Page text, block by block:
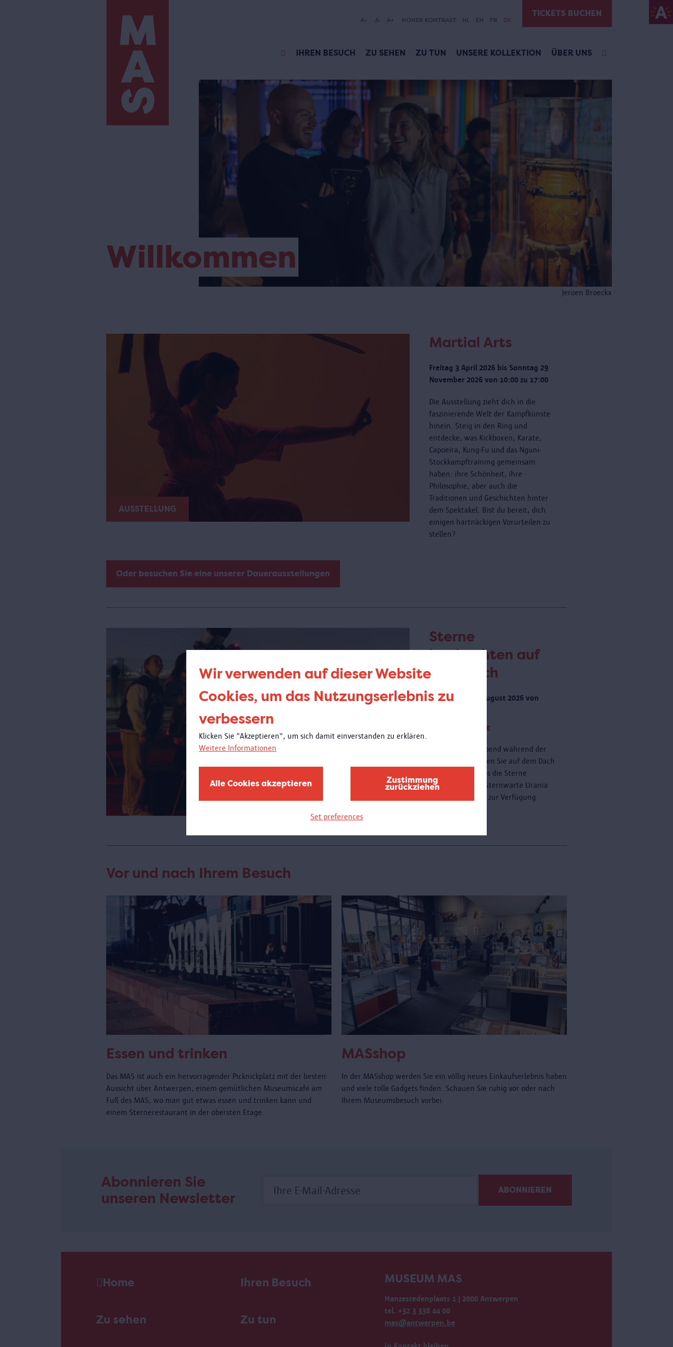
Wir verwenden auf dieser Website
Cookies, um das Nutzungserlebnis zu
verbessern
Klicken Sie "Akzeptieren", um sich damit einverstanden zu erklären.
Weitere Informationen
Alle Cookies akzeptieren Zustimmung
zurückziehen
Set preferences
A- A A+ HOHER KONTRAST NL EN FR DE
TICKETS BUCHEN
IHREN BESUCH ZU SEHEN ZU TUN UNSERE KOLLEKTION ÜBER UNS
Jeroen Broeckx
Willkommen
AUSSTELLUNG
Martial Arts
Freitag 3 April 2026 bis Sonntag 29
November 2026 von 10:00 zu 17:00
Die Ausstellung zieht dich in die
faszinierende Welt der Kampfkünste
hinein. Steig in den Ring und
entdecke, was Kickboxen, Karate,
Capoeira, Kung-Fu und das Nguni-
Stockkampftraining gemeinsam
haben: ihre Schönheit, ihre
Philosophie, aber auch die
Traditionen und Geschichten hinter
dem Spektakel. Bist du bereit, dich
einigen hartnäckigen Vorurteilen zu
stellen?
Oder besuchen Sie eine unserer Dauerausstellungen
Sterne
beobachten auf
dem Dach
Donnerstag 20 August 2026 von
Weitere Termine
Am Donnerstagabend während der
Schulferien können Sie auf dem Dach
des MAS kostenlos die Sterne
bewundern. Die Sternwarte Urania
wird ein Teleskop zur Verfügung
Vor und nach Ihrem Besuch
Essen und trinken
Das MAS ist auch ein hervorragender Picknickplatz mit der besten
Aussicht über Antwerpen, einem gemütlichen Museumscafé am
Fuß des MAS, wo man gut etwas essen und trinken kann und
einem Sternerestaurant in der obersten Etage.
MASshop
In der MASshop werden Sie ein völlig neues Einkaufserlebnis haben
und viele tolle Gadgets finden. Schauen Sie ruhig vor oder nach
Ihrem Museumsbesuch vorbei.
Abonnieren Sie
unseren Newsletter
Home Ihren Besuch
Zu sehen Zu tun
MUSEUM MAS
Hanzestedenplaats 1 | 2000 Antwerpen
tel. +32 3 338 44 00
mas@antwerpen.be